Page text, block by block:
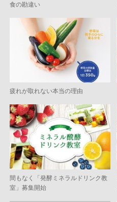
食の勘違い
疲れが取れない本当の理由
間もなく「発酵ミネラルドリンク教
室」募集開始